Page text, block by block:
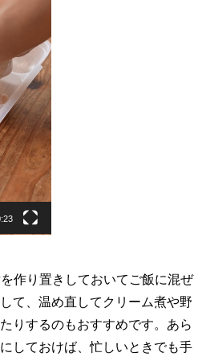
を作り置きしておいてご飯に混ぜ
て、温め直してクリーム煮や野
りするのもおすすめです。あら
しておけば、忙しいときでも手